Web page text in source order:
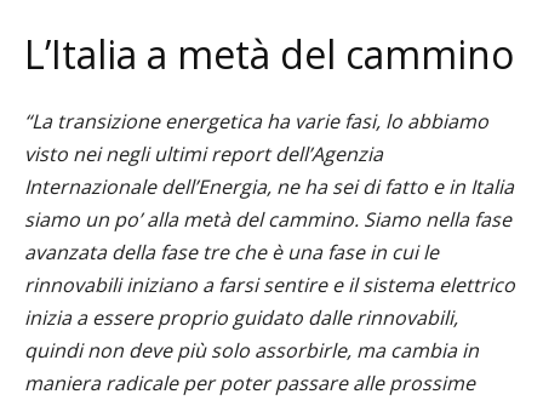
L’Italia a metà del cammino
“La transizione energetica ha varie fasi, lo abbiamo
visto nei negli ultimi report dell’Agenzia
Internazionale dell’Energia, ne ha sei di fatto e in Italia
siamo un po’ alla metà del cammino. Siamo nella fase
avanzata della fase tre che è una fase in cui le
rinnovabili iniziano a farsi sentire e il sistema elettrico
inizia a essere proprio guidato dalle rinnovabili,
quindi non deve più solo assorbirle, ma cambia in
maniera radicale per poter passare alle prossime